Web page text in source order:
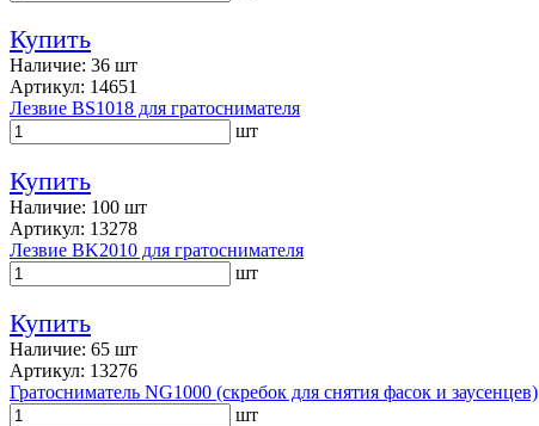
Купить
Наличие: 36 шт
Артикул: 14651
Лезвие BS1018 для гратоснимателя
шт
Купить
Наличие: 100 шт
Артикул: 13278
Лезвие BK2010 для гратоснимателя
шт
Купить
Наличие: 65 шт
Артикул: 13276
Гратосниматель NG1000 (скребок для снятия фасок и заусенцев)
шт